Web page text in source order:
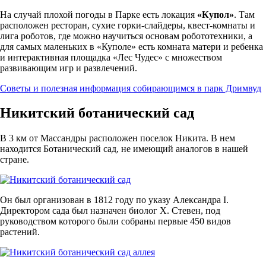
На случай плохой погоды в Парке есть локация «Купол». Там
расположен ресторан, сухие горки-слайдеры, квест-комнаты и
лига роботов, где можно научиться основам робототехники, а
для самых маленьких в «Куполе» есть комната матери и ребенка
и интерактивная площадка «Лес Чудес» с множеством
развивающим игр и развлечений.
Советы и полезная информация собирающимся в парк Дримвуд
Никитский ботанический сад
В 3 км от Массандры расположен поселок Никита. В нем
находится Ботанический сад, не имеющий аналогов в нашей
стране.
Он был организован в 1812 году по указу Александра I.
Директором сада был назначен биолог Х. Стевен, под
руководством которого были собраны первые 450 видов
растений.